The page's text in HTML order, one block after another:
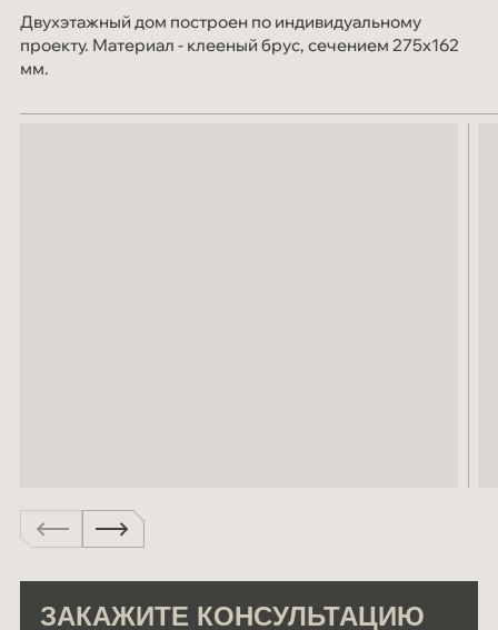
Двухэтажный дом построен по индивидуальному
проекту. Материал - клееный брус, сечением 275х162
мм.
ЗАКАЖИТЕ КОНСУЛЬТАЦИЮ